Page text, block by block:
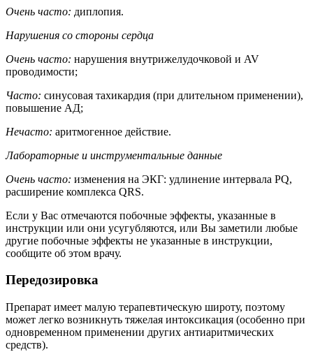
Очень часто: диплопия.
Нарушения со стороны сердца
Очень часто: нарушения внутрижелудочковой и AV
проводимости;
Часто: синусовая тахикардия (при длительном применении),
повышение АД;
Нечасто: аритмогенное действие.
Лабораторные и инструментальные данные
Очень часто: изменения на ЭКГ: удлинение интервала PQ,
расширение комплекса QRS.
Если у Вас отмечаются побочные эффекты, указанные в
инструкции или они усугубляются, или Вы заметили любые
другие побочные эффекты не указанные в инструкции,
сообщите об этом врачу.
Передозировка
Препарат имеет малую терапевтическую широту, поэтому
может легко возникнуть тяжелая интоксикация (особенно при
одновременном применении других антиаритмических
средств).